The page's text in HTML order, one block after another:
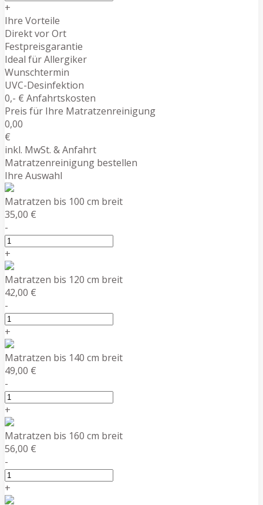
+
Ihre Vorteile
Direkt vor Ort
Festpreisgarantie
Ideal für Allergiker
Wunschtermin
UVC-Desinfektion
0,- € Anfahrtskosten
Preis für Ihre Matratzenreinigung
0,00
€
inkl. MwSt. & Anfahrt
Matratzenreinigung bestellen
Ihre Auswahl
Matratzen bis 100 cm breit
35,00 €
-
+
Matratzen bis 120 cm breit
42,00 €
-
+
Matratzen bis 140 cm breit
49,00 €
-
+
Matratzen bis 160 cm breit
56,00 €
-
+